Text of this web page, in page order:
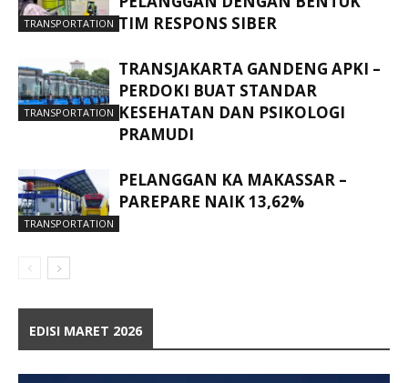
TRANSPORTATION TIM RESPONS SIBER
TRANSPORTATION
TRANSJAKARTA GANDENG APKI –
PERDOKI BUAT STANDAR
KESEHATAN DAN PSIKOLOGI
PRAMUDI
TRANSPORTATION
PELANGGAN KA MAKASSAR –
PAREPARE NAIK 13,62%
EDISI MARET 2026